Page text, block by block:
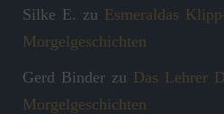
Silke E. zu Esmeraldas
Morgelgeschichten
Gerd Binder zu Das Lehrer
Morgelgeschichten